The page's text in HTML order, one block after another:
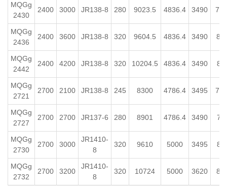
MQGg
2430
2400 3000 JR138-8 280 9023.5 4836.4 3490 7.2
MQGg
2436
2400 3600 JR138-8 320 9604.5 4836.4 3490 8
MQGg
2442
2400 4200 JR138-8 320 10204.5 4836.4 3490 8
MQGg
2721
2700 2100 JR138-8 245 8300 4786.4 3495 7.2
MQGg
2727
2700 2700 JR137-6 280 8901 4786.4 3490 7
MQGg
2730
2700 3000
JR1410-
8
320 9610 5000 3495 8
MQGg
2732
2700 3200
JR1410-
8
320 10724 5000 3620 8